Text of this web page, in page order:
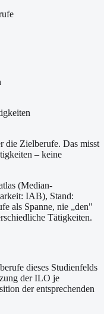
die Zielberufe. Das misst
– keine
(Median-
IAB), Stand:
als Spanne, nie „den"
Tätigkeiten.
dieses Studienfelds
der ILO je
der entsprechenden